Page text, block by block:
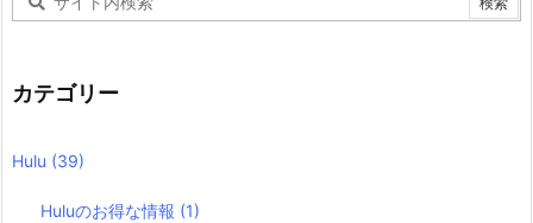
カテゴリー
Hulu (39)
Huluのお得な情報 (1)